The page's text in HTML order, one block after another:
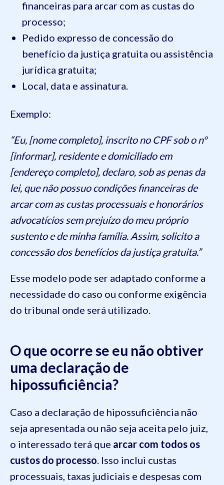
financeiras para arcar com as custas do
processo;
Pedido expresso de concessão do
benefício da justiça gratuita ou assistência
jurídica gratuita;
Local, data e assinatura.
Exemplo:
“Eu, [nome completo], inscrito no CPF sob o nº
[informar], residente e domiciliado em
[endereço completo], declaro, sob as penas da
lei, que não possuo condições financeiras de
arcar com as custas processuais e honorários
advocatícios sem prejuízo do meu próprio
sustento e de minha família. Assim, solicito a
concessão dos benefícios da justiça gratuita.”
Esse modelo pode ser adaptado conforme a
necessidade do caso ou conforme exigência
do tribunal onde será utilizado.
O que ocorre se eu não obtiver
uma declaração de
hipossuficiência?
Caso a declaração de hipossuficiência não
seja apresentada ou não seja aceita pelo juiz,
o interessado terá que arcar com todos os
custos do processo . Isso inclui custas
processuais, taxas judiciais e despesas com